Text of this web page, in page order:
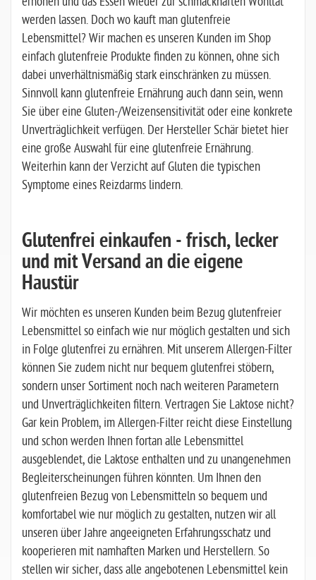
werden lassen. Doch wo kauft man glutenfreie
Lebensmittel? Wir machen es unseren Kunden im Shop
einfach glutenfreie Produkte finden zu können, ohne sich
dabei unverhältnismäßig stark einschränken zu müssen.
Sinnvoll kann glutenfreie Ernährung auch dann sein, wenn
Sie über eine Gluten-/Weizensensitivität oder eine konkrete
Unverträglichkeit verfügen. Der Hersteller Schär bietet hier
eine große Auswahl für eine glutenfreie Ernährung.
Weiterhin kann der Verzicht auf Gluten die typischen
Symptome eines Reizdarms lindern.
Glutenfrei einkaufen - frisch, lecker
und mit Versand an die eigene
Haustür
Wir möchten es unseren Kunden beim Bezug glutenfreier
Lebensmittel so einfach wie nur möglich gestalten und sich
in Folge glutenfrei zu ernähren. Mit unserem Allergen-Filter
können Sie zudem nicht nur bequem glutenfrei stöbern,
sondern unser Sortiment noch nach weiteren Parametern
und Unverträglichkeiten filtern. Vertragen Sie Laktose nicht?
Gar kein Problem, im Allergen-Filter reicht diese Einstellung
und schon werden Ihnen fortan alle Lebensmittel
ausgeblendet, die Laktose enthalten und zu unangenehmen
Begleiterscheinungen führen könnten. Um Ihnen den
glutenfreien Bezug von Lebensmitteln so bequem und
komfortabel wie nur möglich zu gestalten, nutzen wir all
unseren über Jahre angeeigneten Erfahrungsschatz und
kooperieren mit namhaften Marken und Herstellern. So
stellen wir sicher, dass alle angebotenen Lebensmittel kein